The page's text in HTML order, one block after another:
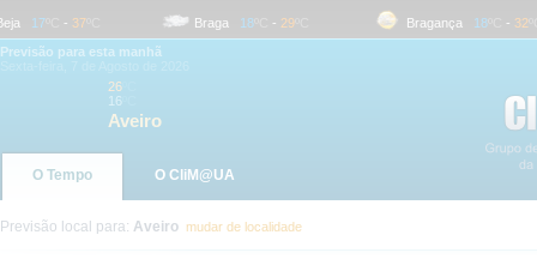
17 ºC- 37 ºC Braga 18 ºC- 29 ºC Bragança 18 ºC- 32 ºC
Previsão para esta manhã
26
16
Aveiro
O Tempo O CliM@UA
Previsão local para: Aveiro mudar de localidade